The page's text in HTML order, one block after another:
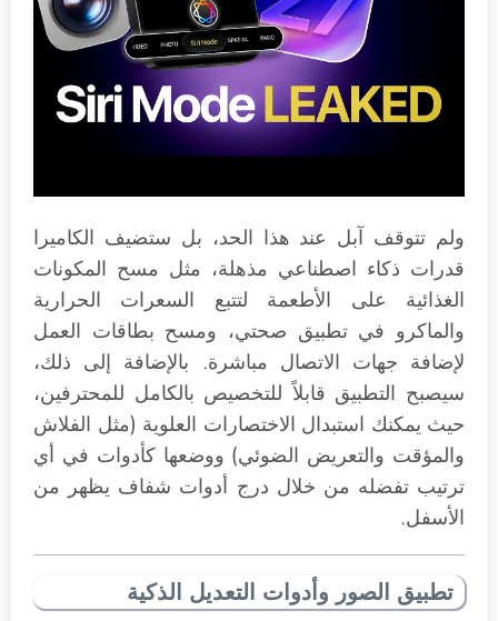
ولم تتوقف آبل عند هذا الحد، بل ستضيف الكاميرا
قدرات ذكاء اصطناعي مذهلة، مثل مسح المكونات
الغذائية على الأطعمة لتتبع السعرات الحرارية
والماكرو في تطبيق صحتي، ومسح بطاقات العمل
لإضافة جهات الاتصال مباشرة. بالإضافة إلى ذلك،
سيصبح التطبيق قابلاً للتخصيص بالكامل للمحترفين،
حيث يمكنك استبدال الاختصارات العلوية (مثل الفلاش
والمؤقت والتعريض الضوئي) ووضعها كأدوات في أي
ترتيب تفضله من خلال درج أدوات شفاف يظهر من
الأسفل.
تطبيق الصور وأدوات التعديل الذكية